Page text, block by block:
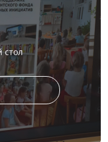
стол
и Кубани.
и